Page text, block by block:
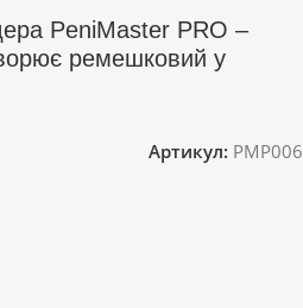
PeniMaster PRO –
ремешковий у
Артикул: PMP006